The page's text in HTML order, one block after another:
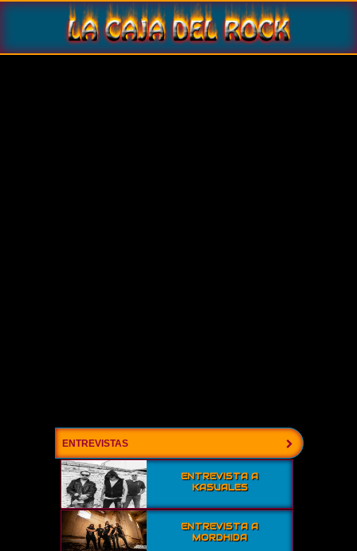
ENTREVISTAS
ENTREVISTA A
KASUALES
ENTREVISTA A
MORDHIDA